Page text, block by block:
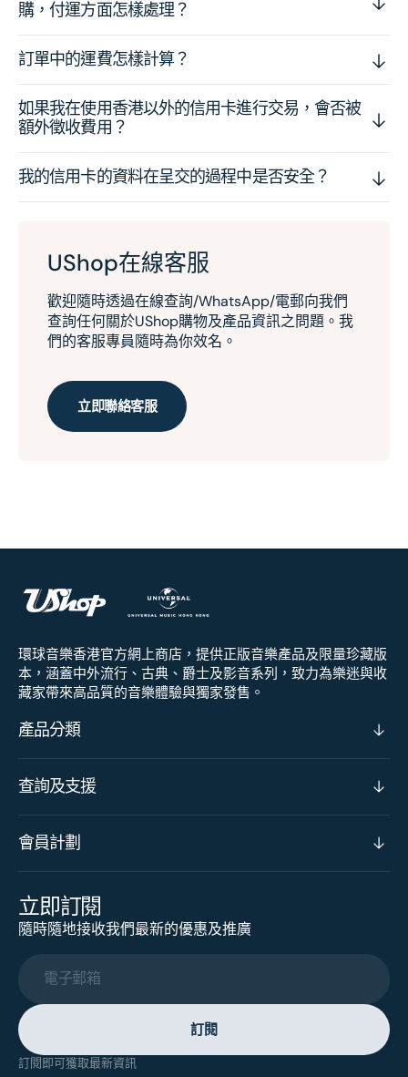
購，付運方面怎樣處理？
訂單中的運費怎樣計算？
如果我在使用香港以外的信用卡進行交易，會否被
額外徵收費用？
我的信用卡的資料在呈交的過程中是否安全？
UShop在線客服
歡迎隨時透過在線查詢/WhatsApp/電郵向我們
查詢任何關於UShop購物及產品資訊之問題。我
們的客服專員隨時為你效名。
立即聯絡客服
環球音樂香港官方網上商店，提供正版音樂產品及限量珍藏版
本，涵蓋中外流行、古典、爵士及影音系列，致力為樂迷與收
藏家帶來高品質的音樂體驗與獨家發售。
產品分類
查詢及支援
會員計劃
立即訂閱
隨時隨地接收我們最新的優惠及推廣
電子郵箱
訂閱
訂閱即可獲取最新資訊